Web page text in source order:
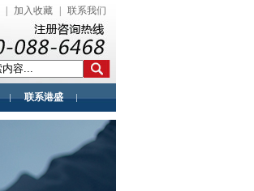
加入收藏 联系我们
联系港盛